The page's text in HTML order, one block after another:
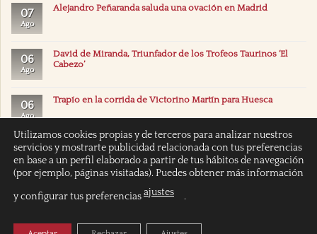
07
Ago
Alejandro Peñaranda saluda una ovación en Madrid
06
Ago
David de Miranda, Triunfador de los Trofeos Taurinos ‘El
Cabezo’
06
Ago
Trapío en la corrida de Victorino Martín para Huesca
Utilizamos cookies propias y de terceros para analizar nuestros
servicios y mostrarte publicidad relacionada con tus preferencias
en base a un perfil elaborado a partir de tus hábitos de navegación
(por ejemplo, páginas visitadas). Puedes obtener más información
y configurar tus preferenciasajustes .